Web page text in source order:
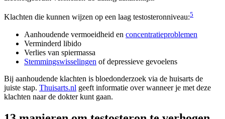
Klachten die kunnen wijzen op een laag testosteronniveau:5
Aanhoudende vermoeidheid en concentratieproblemen
Verminderd libido
Verlies van spiermassa
Stemmingswisselingen of depressieve gevoelens
Bij aanhoudende klachten is bloedonderzoek via de huisarts de
juiste stap. Thuisarts.nl geeft informatie over wanneer je met deze
klachten naar de dokter kunt gaan.